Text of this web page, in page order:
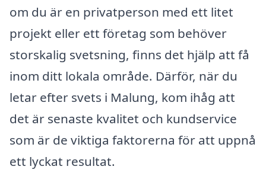
om du är en privatperson med ett litet
projekt eller ett företag som behöver
storskalig svetsning, finns det hjälp att få
inom ditt lokala område. Därför, när du
letar efter svets i Malung, kom ihåg att
det är senaste kvalitet och kundservice
som är de viktiga faktorerna för att uppnå
ett lyckat resultat.